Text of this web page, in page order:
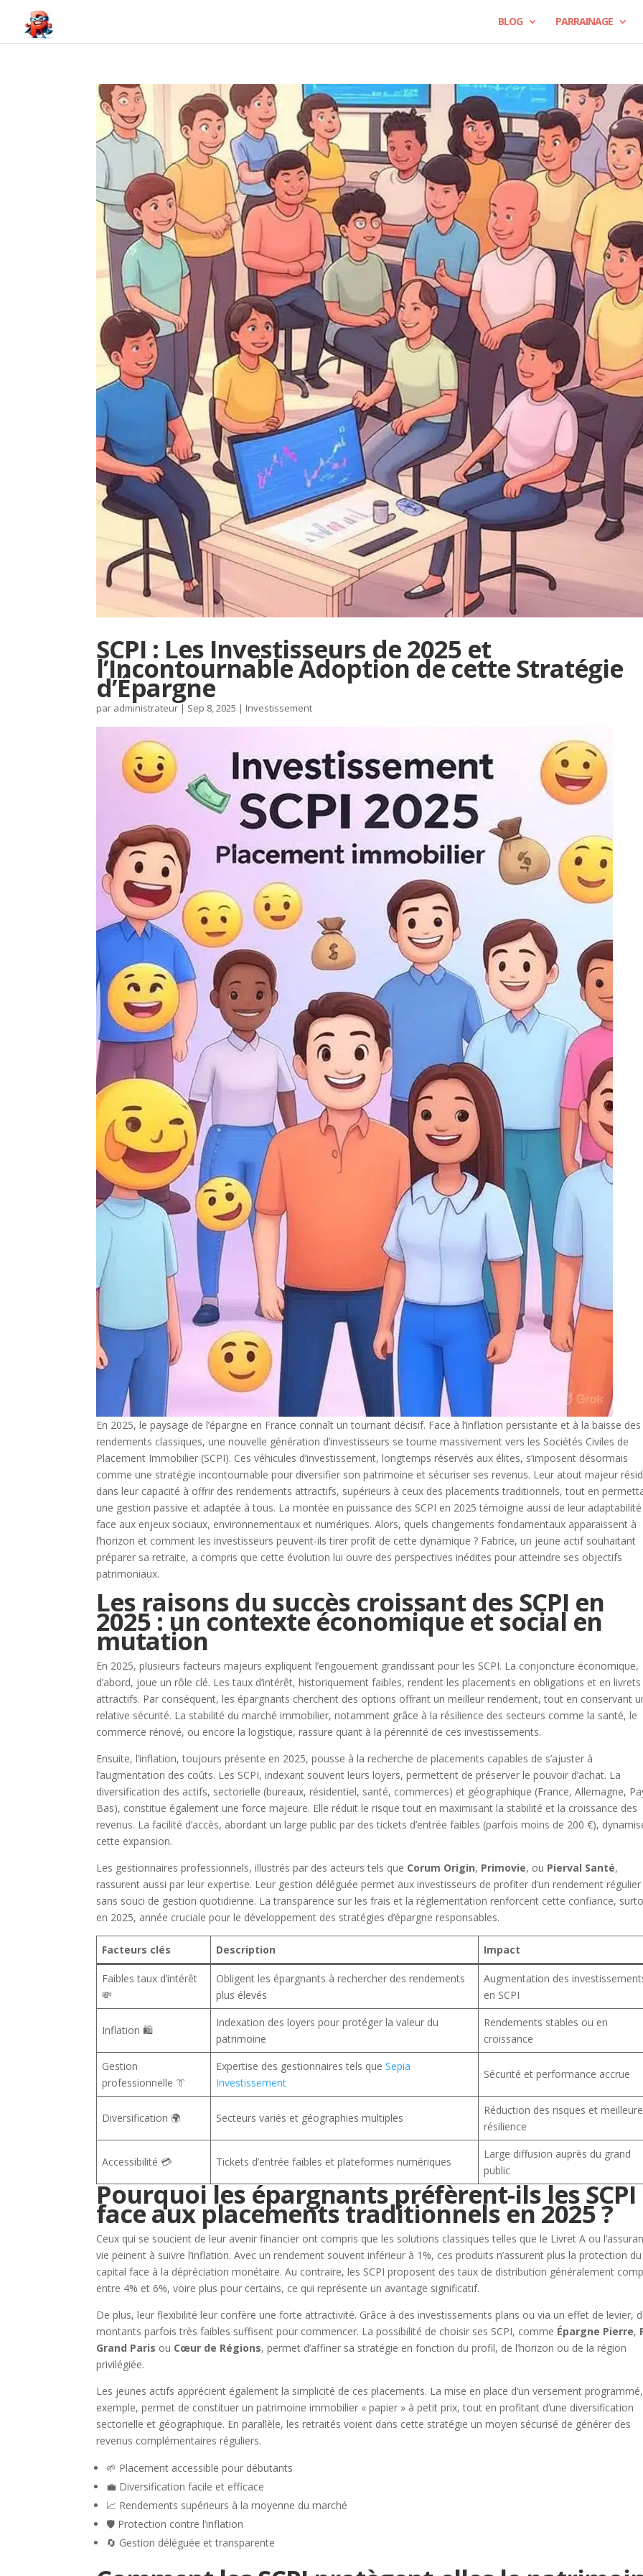
BLOG PARRAINAGE
SCPI : Les Investisseurs de 2025 et
l’Incontournable Adoption de cette Stratégie
d’Épargne
par administrateur | Sep 8, 2025 | Investissement
En 2025, le paysage de l’épargne en France connaît un tournant décisif. Face à l’inflation persistante et à la baisse des
rendements classiques, une nouvelle génération d’investisseurs se tourne massivement vers les Sociétés Civiles de
Placement Immobilier (SCPI). Ces véhicules d’investissement, longtemps réservés aux élites, s’imposent désormais
comme une stratégie incontournable pour diversifier son patrimoine et sécuriser ses revenus. Leur atout majeur
dans leur capacité à offrir des rendements attractifs, supérieurs à ceux des placements traditionnels, tout en
une gestion passive et adaptée à tous. La montée en puissance des SCPI en 2025 témoigne aussi de leur adaptabilité
face aux enjeux sociaux, environnementaux et numériques. Alors, quels changements fondamentaux apparaissent à
l’horizon et comment les investisseurs peuvent-ils tirer profit de cette dynamique ? Fabrice, un jeune actif souhaitant
préparer sa retraite, a compris que cette évolution lui ouvre des perspectives inédites pour atteindre ses objectifs
patrimoniaux.
Les raisons du succès croissant des SCPI en
2025 : un contexte économique et social en
mutation
En 2025, plusieurs facteurs majeurs expliquent l’engouement grandissant pour les SCPI. La conjoncture économique,
d’abord, joue un rôle clé. Les taux d’intérêt, historiquement faibles, rendent les placements en obligations et en livrets
attractifs. Par conséquent, les épargnants cherchent des options offrant un meilleur rendement, tout en conservant
relative sécurité. La stabilité du marché immobilier, notamment grâce à la résilience des secteurs comme la santé, le
commerce rénové, ou encore la logistique, rassure quant à la pérennité de ces investissements.
Ensuite, l’inflation, toujours présente en 2025, pousse à la recherche de placements capables de s’ajuster à
l’augmentation des coûts. Les SCPI, indexant souvent leurs loyers, permettent de préserver le pouvoir d’achat. La
diversification des actifs, sectorielle (bureaux, résidentiel, santé, commerces) et géographique (France, Allemagne,
Bas), constitue également une force majeure. Elle réduit le risque tout en maximisant la stabilité et la croissance des
revenus. La facilité d’accès, abordant un large public par des tickets d’entrée faibles (parfois moins de 200 €),
cette expansion.
Les gestionnaires professionnels, illustrés par des acteurs tels que Corum Origin, Primovie, ou Pierval Santé,
rassurent aussi par leur expertise. Leur gestion déléguée permet aux investisseurs de profiter d’un rendement régulier
sans souci de gestion quotidienne. La transparence sur les frais et la réglementation renforcent cette confiance,
en 2025, année cruciale pour le développement des stratégies d’épargne responsables.
Facteurs clés Description Impact
Faibles taux d’intérêt
💸
Obligent les épargnants à rechercher des rendements
plus élevés
Augmentation des
en SCPI
Inflation 🛍️
Indexation des loyers pour protéger la valeur du
patrimoine
Rendements stables ou en
croissance
Gestion
professionnelle 👔
Expertise des gestionnaires tels queSepia
Investissement
Sécurité et performance accrue
Diversification 🌍 Secteurs variés et géographies multiples
Réduction des risques et meilleure
résilience
Accessibilité 💳 Tickets d’entrée faibles et plateformes numériques
Large diffusion auprès du grand
public
Pourquoi les épargnants préfèrent-ils les SCPI
face aux placements traditionnels en 2025 ?
Ceux qui se soucient de leur avenir financier ont compris que les solutions classiques telles que le Livret A ou
vie peinent à suivre l’inflation. Avec un rendement souvent inférieur à 1%, ces produits n’assurent plus la protection du
capital face à la dépréciation monétaire. Au contraire, les SCPI proposent des taux de distribution généralement
entre 4% et 6%, voire plus pour certains, ce qui représente un avantage significatif.
De plus, leur flexibilité leur confère une forte attractivité. Grâce à des investissements plans ou via un effet de levier,
montants parfois très faibles suffisent pour commencer. La possibilité de choisir ses SCPI, comme Épargne Pierre,
Grand Paris ou Cœur de Régions, permet d’affiner sa stratégie en fonction du profil, de l’horizon ou de la région
privilégiée.
Les jeunes actifs apprécient également la simplicité de ces placements. La mise en place d’un versement
exemple, permet de constituer un patrimoine immobilier « papier » à petit prix, tout en profitant d’une diversification
sectorielle et géographique. En parallèle, les retraités voient dans cette stratégie un moyen sécurisé de générer des
revenus complémentaires réguliers.
🌱 Placement accessible pour débutants
💼 Diversification facile et efficace
📈 Rendements supérieurs à la moyenne du marché
🛡️ Protection contre l’inflation
🔄 Gestion déléguée et transparente